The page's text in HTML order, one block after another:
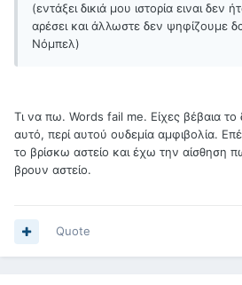
(εντάξει δικιά μου ιστορία ειναι
αρέσει και άλλωστε δεν ψηφίζουμε
Νόμπελ)
Τι να πω. Words fail me. Είχες βέβαια το
αυτό, περί αυτού ουδεμία αμφιβολία.
το βρίσκω αστείο και έχω την αίσθηση
βρουν αστείο.
Quote